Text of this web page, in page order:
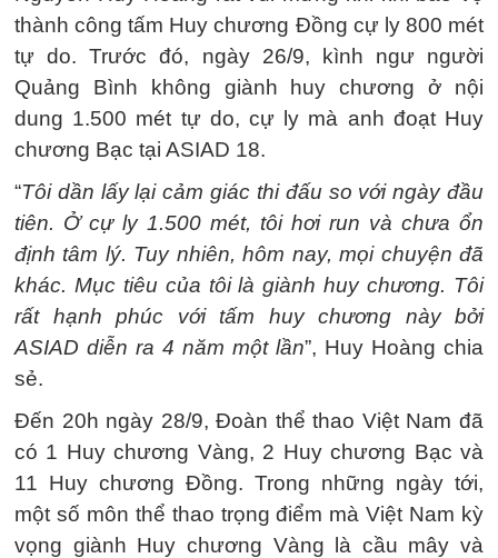
thành công tấm Huy chương Đồng cự ly 800 mét
tự do. Trước đó, ngày 26/9, kình ngư người
Quảng Bình không giành huy chương ở nội
dung 1.500 mét tự do, cự ly mà anh đoạt Huy
chương Bạc tại ASIAD 18.
“Tôi dần lấy lại cảm giác thi đấu so với ngày đầu
tiên. Ở cự ly 1.500 mét, tôi hơi run và chưa ổn
định tâm lý. Tuy nhiên, hôm nay, mọi chuyện đã
khác. Mục tiêu của tôi là giành huy chương. Tôi
rất hạnh phúc với tấm huy chương này bởi
ASIAD diễn ra 4 năm một lần”, Huy Hoàng chia
sẻ.
Đến 20h ngày 28/9, Đoàn thể thao Việt Nam đã
có 1 Huy chương Vàng, 2 Huy chương Bạc và
11 Huy chương Đồng. Trong những ngày tới,
một số môn thể thao trọng điểm mà Việt Nam kỳ
vọng giành Huy chương Vàng là cầu mây và